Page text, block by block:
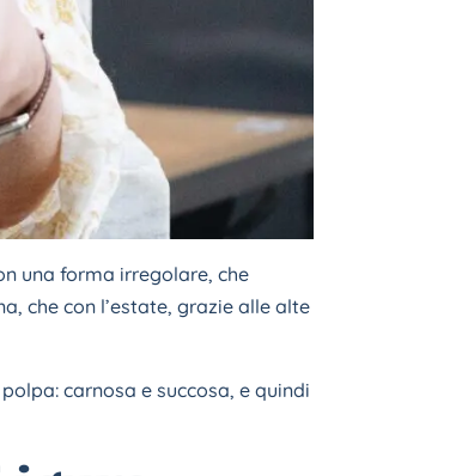
una forma irregolare, che
che con l’estate, grazie alle alte
carnosa e succosa, e quindi